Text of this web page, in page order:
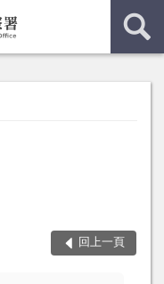
回上一頁